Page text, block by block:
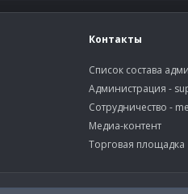
Контакты
Список состава
Администрация -
Сотрудничество -
Медиа-контент
Торговая площадка